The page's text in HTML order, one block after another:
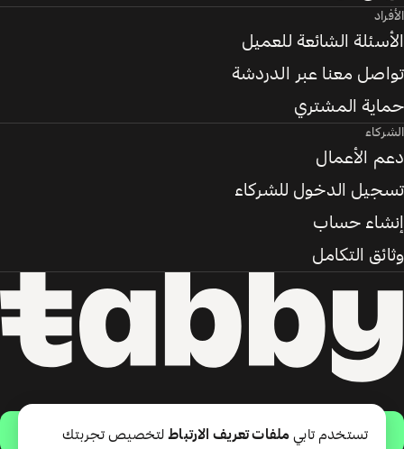
حمّل التطبيق
الأفراد
الأسئلة الشائعة للعميل
تواصل معنا عبر الدردشة
حماية المشتري
الشركاء
دعم الأعمال
تسجيل الدخول للشركاء
إنشاء حساب
وثائق التكامل
تستخدم تابي ملفات تعريف الارتباطلتخصيص تجربتك